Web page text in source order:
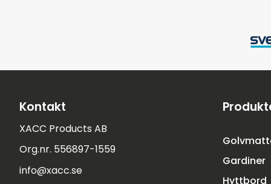
Kontakt
XACC Products AB
Org.nr. 556897-1559
info@xacc.se
Gardiner
Hyttbord